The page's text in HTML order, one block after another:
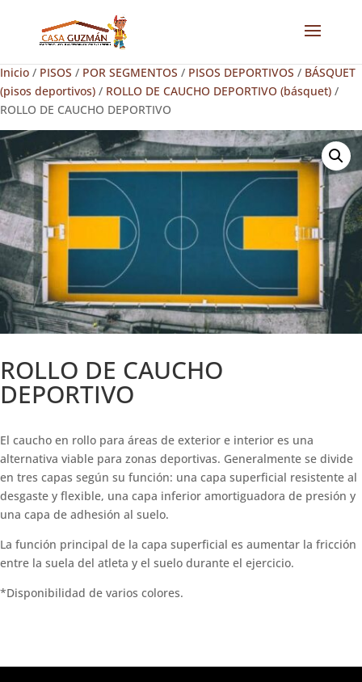
Inicio / PISOS / POR SEGMENTOS / PISOS DEPORTIVOS / BÁSQUET
(pisos deportivos) / ROLLO DE CAUCHO DEPORTIVO (básquet) /
ROLLO DE CAUCHO DEPORTIVO
ROLLO DE CAUCHO
DEPORTIVO
El caucho en rollo para áreas de exterior e interior es una
alternativa viable para zonas deportivas. Generalmente se divide
en tres capas según su función: una capa superficial resistente al
desgaste y flexible, una capa inferior amortiguadora de presión y
una capa de adhesión al suelo.
La función principal de la capa superficial es aumentar la fricción
entre la suela del atleta y el suelo durante el ejercicio.
*Disponibilidad de varios colores.